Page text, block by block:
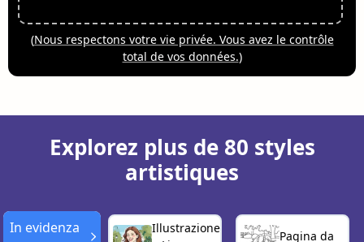
(Nous respectons votre vie privée. Vous avez le contrôle
total de vos données.)
Explorez plus de 80 styles
artistiques
In evidenza
Illustrazione
Pagina da